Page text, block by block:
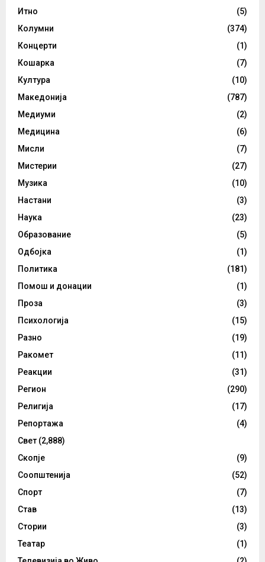
Итно
(5)
Колумни
(374)
Концерти
(1)
Кошарка
(7)
Култура
(10)
Македонија
(787)
Медиуми
(2)
Медицина
(6)
Мисли
(7)
Мистерии
(27)
Музика
(10)
Настани
(3)
Наука
(23)
Образование
(5)
Одбојка
(1)
Политика
(181)
Помош и донации
(1)
Проза
(3)
Психологија
(15)
Разно
(19)
Ракомет
(11)
Реакции
(31)
Регион
(290)
Религија
(17)
Репортажа
(4)
Свет (2,888)
Скопје
(9)
Соопштенија
(52)
Спорт
(7)
Став
(13)
Стории
(3)
Театар
(1)